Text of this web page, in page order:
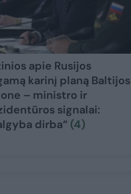
apie Rusijos
karinį planą Baltijos
– ministro ir
signalai:
dirba“ (4)